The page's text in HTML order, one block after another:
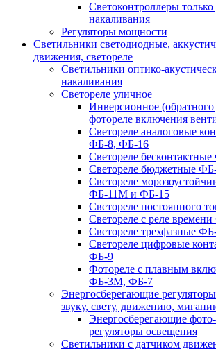
Светоконтроллеры
накаливания
Регуляторы мощности
Светильники светодиодные,
движения, светореле
Светильники оптико-
накаливания
Светореле уличное
Инверсионное (обратного
фотореле включения
Светореле аналоговые
ФБ-8, ФБ-16
Светореле
Светореле бюджетные
Светореле
ФБ-11М и ФБ-15
Светореле постоянного
Светореле с реле
Светореле трехфазные
Светореле цифровые
ФБ-9
Фотореле с плавным
ФБ-3М, ФБ-7
Энергосберегающие
звуку, свету, движению,
Энергосберегающие
регуляторы освещения
Светильники с датчиком